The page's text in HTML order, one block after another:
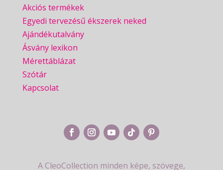
Akciós termékek
Egyedi tervezésű ékszerek neked
Ajándékutalvány
Ásvány lexikon
Mérettáblázat
Szótár
Kapcsolat
A CleoCollection minden képe, szövege,